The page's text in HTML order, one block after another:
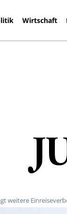
Wirtschaft
weitere